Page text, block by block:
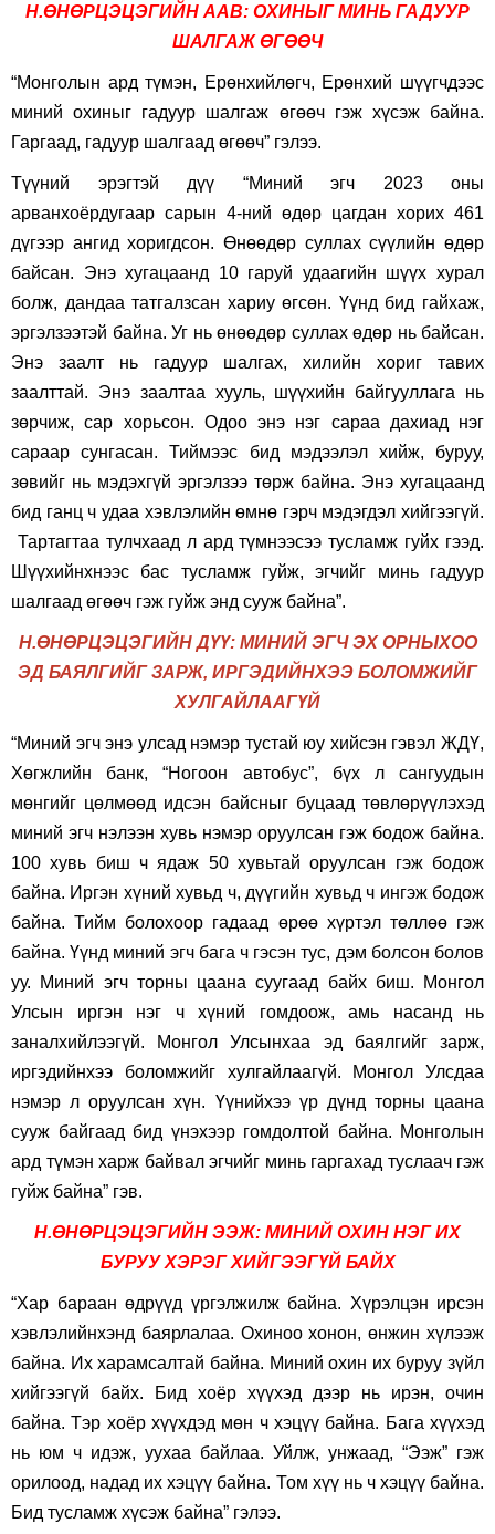
Н.ӨНӨРЦЭЦЭГИЙН ААВ: ОХИНЫГ МИНЬ ГАДУУР
ШАЛГАЖ ӨГӨӨЧ
“Монголын ард түмэн, Ерөнхийлөгч, Ерөнхий шүүгчдээс
миний охиныг гадуур шалгаж өгөөч гэж хүсэж байна.
Гаргаад, гадуур шалгаад өгөөч” гэлээ.
Түүний эрэгтэй дүү “Миний эгч 2023 оны
арванхоёрдугаар сарын 4-ний өдөр цагдан хорих 461
дүгээр ангид хоригдсон. Өнөөдөр суллах сүүлийн өдөр
байсан. Энэ хугацаанд 10 гаруй удаагийн шүүх хурал
болж, дандаа татгалзсан хариу өгсөн. Үүнд бид гайхаж,
эргэлзээтэй байна. Уг нь өнөөдөр суллах өдөр нь байсан.
Энэ заалт нь гадуур шалгах, хилийн хориг тавих
заалттай. Энэ заалтаа хууль, шүүхийн байгууллага нь
зөрчиж, сар хорьсон. Одоо энэ нэг сараа дахиад нэг
сараар сунгасан. Тиймээс бид мэдээлэл хийж, буруу,
зөвийг нь мэдэхгүй эргэлзээ төрж байна. Энэ хугацаанд
бид ганц ч удаа хэвлэлийн өмнө гэрч мэдэгдэл хийгээгүй.
Тартагтаа тулчхаад л ард түмнээсээ тусламж гуйх гээд.
Шүүхийнхнээс бас тусламж гуйж, эгчийг минь гадуур
шалгаад өгөөч гэж гуйж энд сууж байна”.
Н.ӨНӨРЦЭЦЭГИЙН ДҮҮ: МИНИЙ ЭГЧ ЭХ ОРНЫХОО
ЭД БАЯЛГИЙГ ЗАРЖ, ИРГЭДИЙНХЭЭ БОЛОМЖИЙГ
ХУЛГАЙЛААГҮЙ
“Миний эгч энэ улсад нэмэр тустай юу хийсэн гэвэл ЖДҮ,
Хөгжлийн банк, “Ногоон автобус”, бүх л сангуудын
мөнгийг цөлмөөд идсэн байсныг буцаад төвлөрүүлэхэд
миний эгч нэлээн хувь нэмэр оруулсан гэж бодож байна.
100 хувь биш ч ядаж 50 хувьтай оруулсан гэж бодож
байна. Иргэн хүний хувьд ч, дүүгийн хувьд ч ингэж бодож
байна. Тийм болохоор гадаад өрөө хүртэл төллөө гэж
байна. Үүнд миний эгч бага ч гэсэн тус, дэм болсон болов
уу. Миний эгч торны цаана суугаад байх биш. Монгол
Улсын иргэн нэг ч хүний гомдоож, амь насанд нь
заналхийлээгүй. Монгол Улсынхаа эд баялгийг зарж,
иргэдийнхээ боломжийг хулгайлаагүй. Монгол Улсдаа
нэмэр л оруулсан хүн. Үүнийхээ үр дүнд торны цаана
сууж байгаад бид үнэхээр гомдолтой байна. Монголын
ард түмэн харж байвал эгчийг минь гаргахад туслаач гэж
гуйж байна” гэв.
Н.ӨНӨРЦЭЦЭГИЙН ЭЭЖ: МИНИЙ ОХИН НЭГ ИХ
БУРУУ ХЭРЭГ ХИЙГЭЭГҮЙ БАЙХ
“Хар бараан өдрүүд үргэлжилж байна. Хүрэлцэн ирсэн
хэвлэлийнхэнд баярлалаа. Охиноо хонон, өнжин хүлээж
байна. Их харамсалтай байна. Миний охин их буруу зүйл
хийгээгүй байх. Бид хоёр хүүхэд дээр нь ирэн, очин
байна. Тэр хоёр хүүхдэд мөн ч хэцүү байна. Бага хүүхэд
нь юм ч идэж, уухаа байлаа. Уйлж, унжаад, “Ээж” гэж
орилоод, надад их хэцүү байна. Том хүү нь ч хэцүү байна.
Бид тусламж хүсэж байна” гэлээ.